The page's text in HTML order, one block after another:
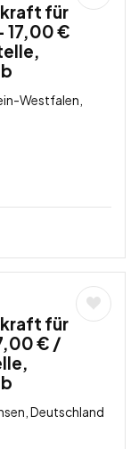
für
17,00 €
Westfalen,
für
€ /
Deutschland